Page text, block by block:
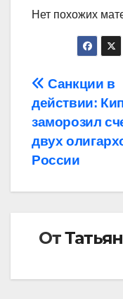
Нет похожих
по
Санкции в
действии:
заморозил
двух
России
От